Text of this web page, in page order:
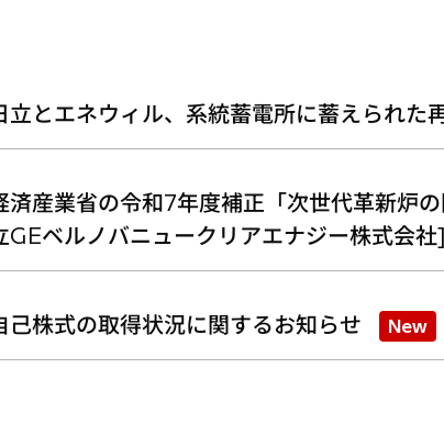
立とエネウィル、系統蓄電所に蓄えられ
済産業省の令和7年度補正「次世代革新炉
GEベルノバニュークリアエナジー株式会社]
己株式の取得状況に関するお知らせ New